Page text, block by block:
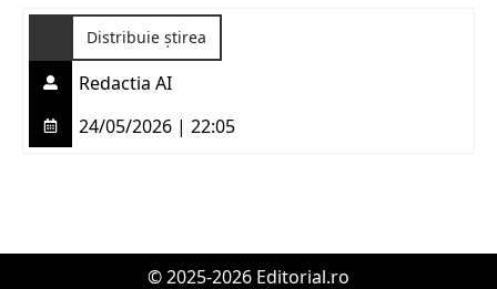
Distribuie știrea
Redactia AI
24/05/2026 | 22:05
© 2025-2026 Editorial.ro